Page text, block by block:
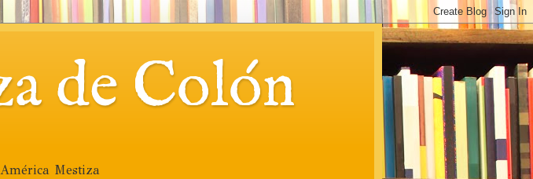
de Colón
Mestiza